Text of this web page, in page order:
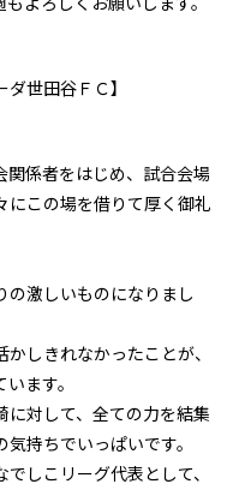
世田谷ＦＣ】
係者をはじめ、試合会場
にこの場を借りて厚く御礼
の激しいものになりまし
しきれなかったことが、
ます。
に対して、全ての力を結集
持ちでいっぱいです。
しこリーグ代表として、